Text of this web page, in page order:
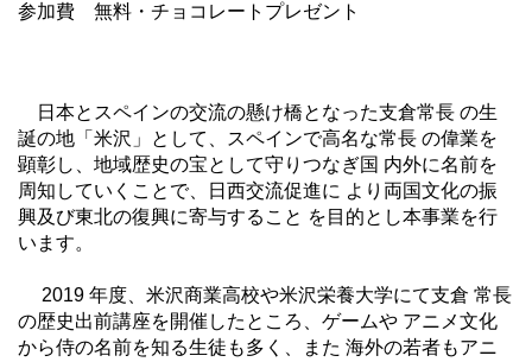
参加費 無料・チョコレートプレゼント
日本とスペインの交流の懸け橋となった支倉常長 の生
誕の地「米沢」として、スペインで高名な常長 の偉業を
顕彰し、地域歴史の宝として守りつなぎ国 内外に名前を
周知していくことで、日西交流促進に より両国文化の振
興及び東北の復興に寄与すること を目的とし本事業を行
います。
2019 年度、米沢商業高校や米沢栄養大学にて支倉 常長
の歴史出前講座を開催したところ、ゲームや アニメ文化
から侍の名前を知る生徒も多く、また 海外の若者もアニ